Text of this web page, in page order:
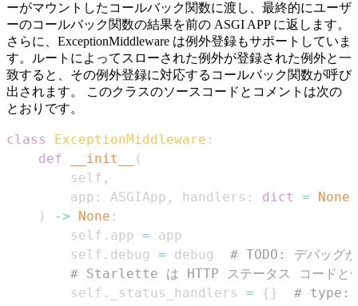
ーがマウントしたコールバック関数に渡し、最終的にユーザ
ーのコールバック関数の結果を前の ASGI APP に返します。
さらに、ExceptionMiddleware は例外登録もサポートしていま
す。ルートによってスローされた例外が登録された例外と一
致すると、その例外登録に対応するコールバック関数が呼び
出されます。 このクラスのソースコードとコメントは次の
とおりです。
class ExceptionMiddleware :
def
__init__
(
        self
,
        app
: ASGIApp , handlers : dict = None
)
-> None :
        self
. app =
        self
. debug = debug # TODO: デバッグ
# Starlette は HTTP ステータス コードと例
        self
. _status_handlers = { }
# type: